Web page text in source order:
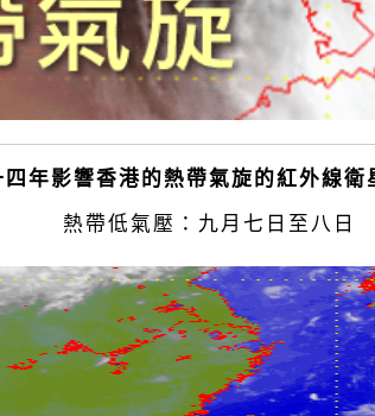
四年影響香港的熱帶氣旋的紅外線衛
熱帶低氣壓：九月七日至八日